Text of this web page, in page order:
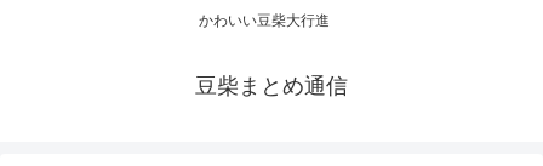
かわいい豆柴大行進
豆柴まとめ通信